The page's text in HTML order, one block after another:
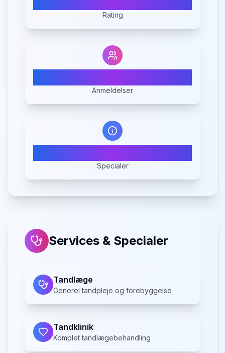
Rating
Anmeldelser
Specialer
Services & Specialer
Tandlæge
Generel tandpleje og forebyggelse
Tandklinik
Komplet tandlægebehandling